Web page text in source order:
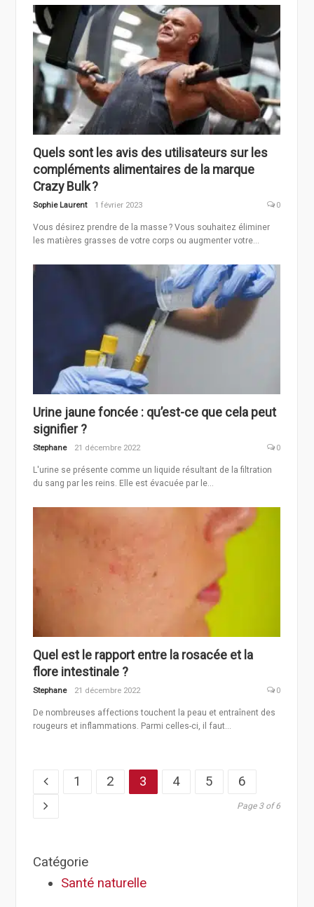
Quels sont les avis des utilisateurs sur les
compléments alimentaires de la marque
Crazy Bulk ?
Sophie Laurent 1 février 2023 0
Vous désirez prendre de la masse ? Vous souhaitez éliminer
les matières grasses de votre corps ou augmenter votre...
Urine jaune foncée : qu’est-ce que cela peut
signifier ?
Stephane 21 décembre 2022 0
L'urine se présente comme un liquide résultant de la filtration
du sang par les reins. Elle est évacuée par le...
Quel est le rapport entre la rosacée et la
flore intestinale ?
Stephane 21 décembre 2022 0
De nombreuses affections touchent la peau et entraînent des
rougeurs et inflammations. Parmi celles-ci, il faut...
Page
1 Page
2 Page
3 Page
4 Page
5 Page
6
Page 3 of 6
Catégorie
Santé naturelle